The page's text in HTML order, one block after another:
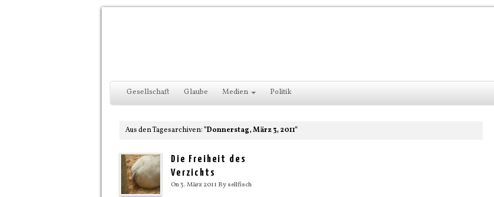
Gesellschaft Glaube Medien Politik
Aus den Tagesarchiven:"Donnerstag, März 3, 2011"
Die Freiheit des
Verzichts
On3. März 2011 Bysellfisch